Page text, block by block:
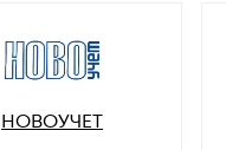
НОВОУЧЕТ